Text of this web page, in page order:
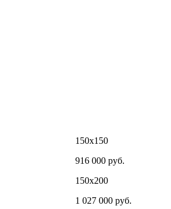
150х150
916 000 руб.
150х200
1 027 000 руб.